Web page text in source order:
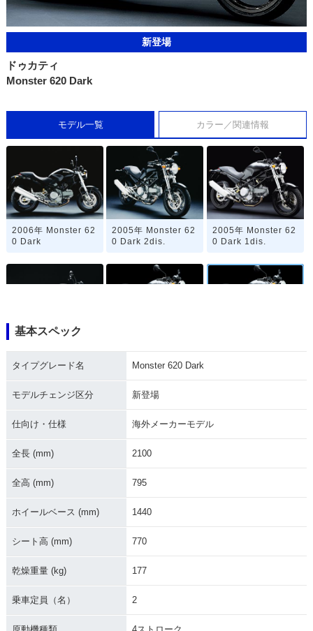
新登場
ドゥカティ
Monster 620 Dark
モデル一覧 カラー／関連情報
2006年 Monster 62
0 Dark
2005年 Monster 62
0 Dark 2dis.
2005年 Monster 62
0 Dark 1dis.
0 Dark・マイナーチ
ェンジ
基本スペック
タイプグレード名 Monster 620 Dark
モデルチェンジ区分 新登場
仕向け・仕様 海外メーカーモデル
全長 (mm) 2100
全高 (mm) 795
ホイールベース (mm) 1440
シート高 (mm) 770
乾燥重量 (kg) 177
乗車定員（名） 2